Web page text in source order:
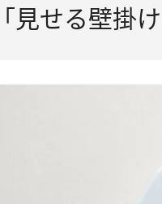
見せる壁掛